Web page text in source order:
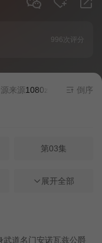
996次评分
源1080zyk- 在线播放,无
倒序
第03集
第06集
展开全部
道名门安诺瓦兹公爵